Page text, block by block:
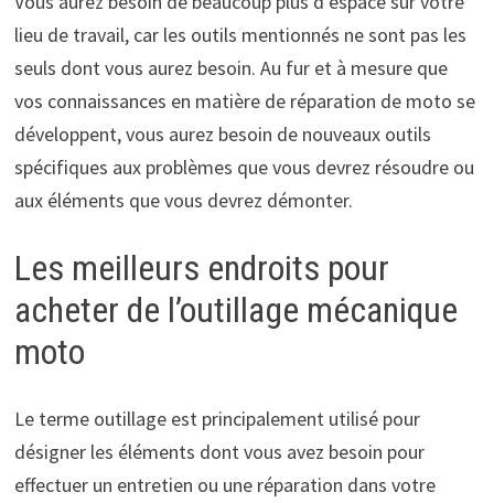
lieu de travail, car les outils mentionnés ne sont pas les
seuls dont vous aurez besoin. Au fur et à mesure que
vos connaissances en matière de réparation de moto se
développent, vous aurez besoin de nouveaux outils
spécifiques aux problèmes que vous devrez résoudre ou
aux éléments que vous devrez démonter.
Les meilleurs endroits pour
acheter de l’outillage mécanique
moto
Le terme outillage est principalement utilisé pour
désigner les éléments dont vous avez besoin pour
effectuer un entretien ou une réparation dans votre